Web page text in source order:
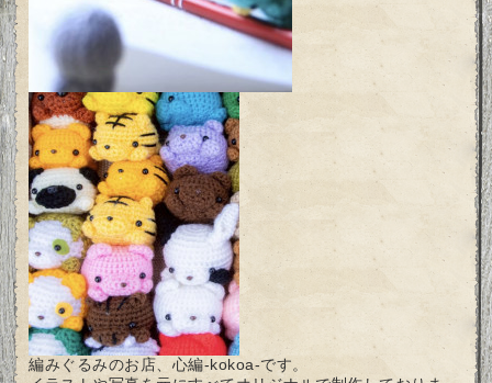
編みぐるみのお店、心編-kokoa-です。